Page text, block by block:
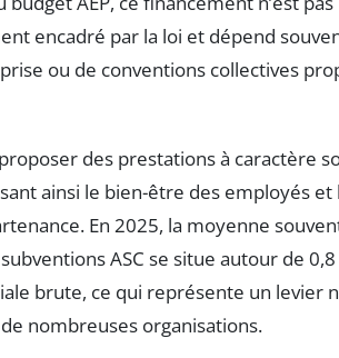
encadré par la loi et dépend
ou de conventions collectives
des prestations à caractère
ainsi le bien-être des employés et
En 2025, la moyenne
ASC se situe autour de 0,8
brute, ce qui représente un levier
nombreuses organisations.